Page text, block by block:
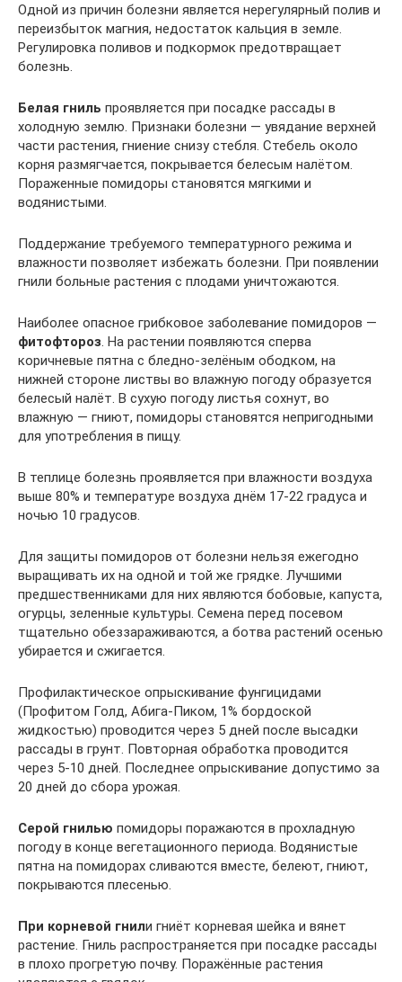
Одной из причин болезни является нерегулярный полив и
переизбыток магния, недостаток кальция в земле.
Регулировка поливов и подкормок предотвращает
болезнь.
Белая гниль проявляется при посадке рассады в
холодную землю. Признаки болезни — увядание верхней
части растения, гниение снизу стебля. Стебель около
корня размягчается, покрывается белесым налётом.
Пораженные помидоры становятся мягкими и
водянистыми.
Поддержание требуемого температурного режима и
влажности позволяет избежать болезни. При появлении
гнили больные растения с плодами уничтожаются.
Наиболее опасное грибковое заболевание помидоров —
фитофтороз. На растении появляются сперва
коричневые пятна с бледно-зелёным ободком, на
нижней стороне листвы во влажную погоду образуется
белесый налёт. В сухую погоду листья сохнут, во
влажную — гниют, помидоры становятся непригодными
для употребления в пищу.
В теплице болезнь проявляется при влажности воздуха
выше 80% и температуре воздуха днём 17-22 градуса и
ночью 10 градусов.
Для защиты помидоров от болезни нельзя ежегодно
выращивать их на одной и той же грядке. Лучшими
предшественниками для них являются бобовые, капуста,
огурцы, зеленные культуры. Семена перед посевом
тщательно обеззараживаются, а ботва растений осенью
убирается и сжигается.
Профилактическое опрыскивание фунгицидами
(Профитом Голд, Абига-Пиком, 1% бордоской
жидкостью) проводится через 5 дней после высадки
рассады в грунт. Повторная обработка проводится
через 5-10 дней. Последнее опрыскивание допустимо за
20 дней до сбора урожая.
Серой гнилью помидоры поражаются в прохладную
погоду в конце вегетационного периода. Водянистые
пятна на помидорах сливаются вместе, белеют, гниют,
покрываются плесенью.
При корневой гнили гниёт корневая шейка и вянет
растение. Гниль распространяется при посадке рассады
в плохо прогретую почву. Поражённые растения